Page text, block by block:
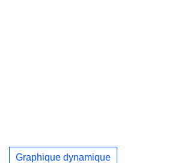
Graphique dynamique